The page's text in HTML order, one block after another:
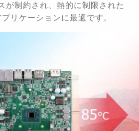
が制約され、熱的に制限された
リケーションに最適です。